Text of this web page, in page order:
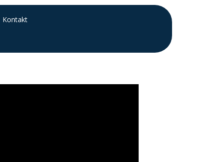
Kontakt